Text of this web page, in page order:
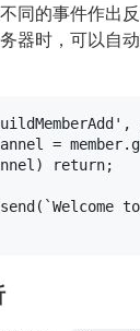
同的事件作出
器时，可以自
,
= member.
return;
send( `Welcome